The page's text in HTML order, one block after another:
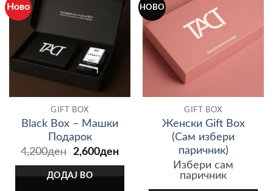
Ново
GIFT BOX
Black Box – Машки
Подарок
4,200ден
Original
was:
2,600денCurrent
ДОДАЈ ВО
НОВО
GIFT BOX
Женски Gift Box
(Сам избери
паричник)
Избери сам
паричник